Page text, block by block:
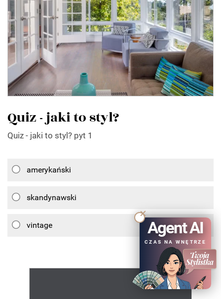
Quiz - jaki to styl?
Quiz - jaki to styl? pyt 1
amerykański
skandynawski
vintage Agent AI
CZAS NA WNĘTRZE